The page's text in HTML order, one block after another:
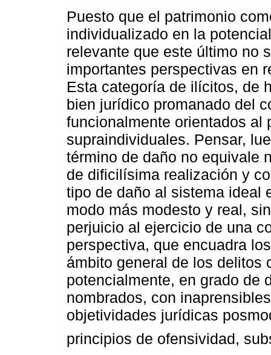
Puesto que el patrimonio
individualizado en la
relevante que este último no
importantes perspectivas en
Esta categoría de ilícitos, de
bien jurídico promanado del
funcionalmente orientados al
supraindividuales. Pensar,
término de daño no equivale
de dificilísima realización y
tipo de daño al sistema ideal
modo más modesto y real,
perjuicio al ejercicio de una
perspectiva, que encuadra
ámbito general de los delitos
potencialmente, en grado de
nombrados, con
objetividades jurídicas
principios de ofensividad,